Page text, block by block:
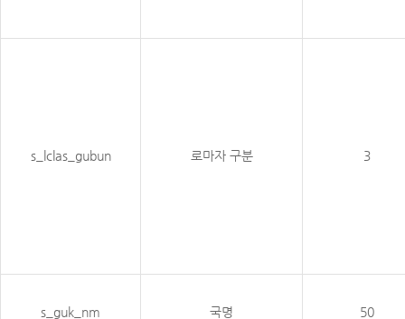
s_lclas_gubun 로마자 구분 3
s_guk_nm 국명 50